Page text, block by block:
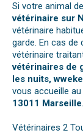
Si votre animal
vétérinaire sur
vétérinaire
garde. En cas de
vétérinaire
vétérinaires de
les nuits,
vous accueille au
13011 Marseille.
Vétérinaires 2